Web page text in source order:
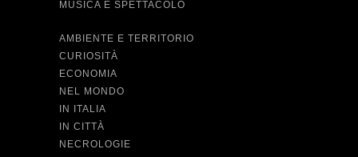
MUSICA E SPETTACOLO
AMBIENTE E TERRITORIO
CURIOSITÀ
ECONOMIA
NEL MONDO
IN ITALIA
IN CITTÀ
NECROLOGIE